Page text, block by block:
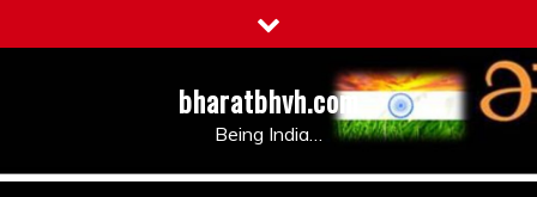
to
bharatbhvh.com
Being India…